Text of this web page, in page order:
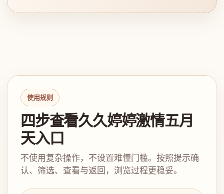
使用规则
四步查看久久婷婷激情五月
天入口
不使用复杂操作，不设置难懂门槛。按照提示确
认、筛选、查看与返回，浏览过程更稳妥。